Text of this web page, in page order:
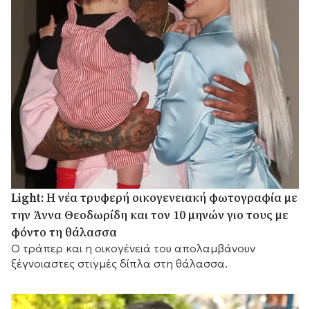
Light: Η νέα τρυφερή οικογενειακή φωτογραφία με
την Άννα Θεοδωρίδη και τον 10 μηνών γιο τους με
φόντο τη θάλασσα
Ο τράπερ και η οικογένειά του απολαμβάνουν
ξέγνοιαστες στιγμές δίπλα στη θάλασσα.